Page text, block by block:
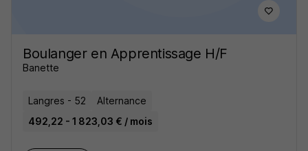
Boulanger en Apprentissage H/F
Banette
Langres - 52
Alternance
492,22 - 1 823,03 € / mois